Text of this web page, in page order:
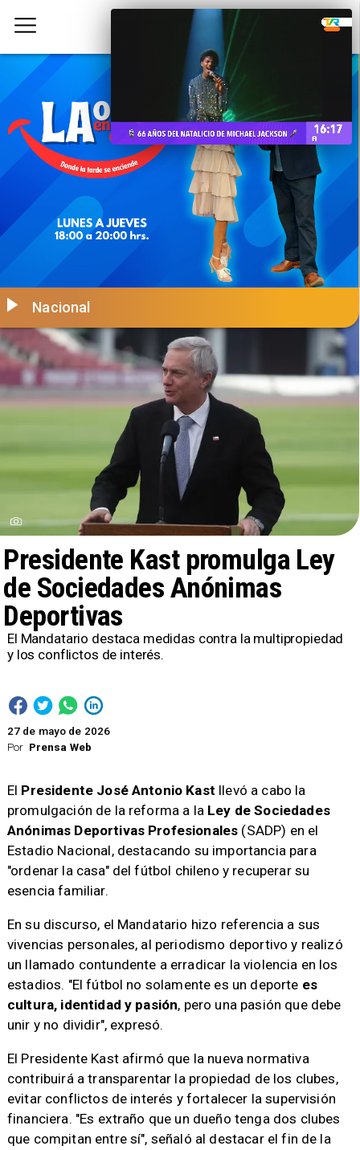
Por Prensa Web
Presidente Kast promulga Ley
de Sociedades Anónimas
Deportivas
Nacional
27 de mayo de 2026
El Mandatario destaca medidas contra la multipropiedad
y los conflictos de interés.
El Presidente José Antonio Kast llevó a cabo la
promulgación de la reforma a la Ley de Sociedades
Anónimas Deportivas Profesionales (SADP) en el
Estadio Nacional, destacando su importancia para
"ordenar la casa" del fútbol chileno y recuperar su
esencia familiar.
En su discurso, el Mandatario hizo referencia a sus
vivencias personales, al periodismo deportivo y realizó
un llamado contundente a erradicar la violencia en los
estadios. "El fútbol no solamente es un deporte es
cultura, identidad y pasión, pero una pasión que debe
unir y no dividir", expresó.
El Presidente Kast afirmó que la nueva normativa
contribuirá a transparentar la propiedad de los clubes,
evitar conflictos de interés y fortalecer la supervisión
financiera. "Es extraño que un dueño tenga dos clubes
que compitan entre sí", señaló al destacar el fin de la